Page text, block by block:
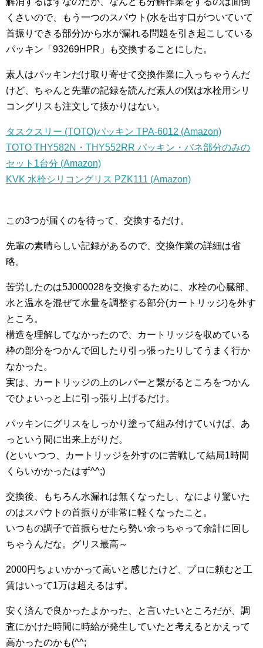
くさいので、もう一つのスパウト(水を出す口がついていて
首振りできる部分)から水が漏れる問題を引き起こしている
パッキン「93269HPR」も交換することにした。
素人はパッキンだけ取り寄せて交換作業に入っちゃうんだ
けど、ちゃんと先輩の記録を読んだ素人の僕は水栓用シリ
コングリスも注文して抜かりはない。
タスクスリー (TOTO)パッキン TPA-6012 (Amazon)
TOTO THY582N・THY552RR パッキン・バネ部分のみの
セット1台分 (Amazon)
KVK 水栓シリコングリス PZK111 (Amazon)
この3つが届くのを待って、交換するだけ。
先輩の素晴らしい記録があるので、交換作業の詳細は省
略。
苦労したのは5J000028を交換するために、水栓の心臓部、
水と温水を混ぜて水量を調整する部分(カートリッジ)を外す
ところ。
構造を理解してなかったので、カートリッジを収めている
枠の部分をつかんで回したり引っ張ったりしてうまく行か
なかった。
実は、カートリッジの上のレバーと繋がるところをつかん
でひょいっと上に引っ張り上げるだけ。
パッキンにグリスをしっかり塗って組み付けていけば、あ
っという間に出来上がりだ。
(といいつつ、カートリッジを外すのに苦戦して結局1時間
くらいかかったはず^^;)
交換後、もちろん水漏れは無くなったし、なにより驚いた
のはスパウトの首振りが非常に軽くなったこと。
いつもの調子で首振らせたら勢い余っちゃって余計に回し
ちゃうんだな。グリス最高～
2000円ちょいかかって高いと感じたけど、プロに頼むと工
賃はいって1万は超えるはず。
安く済んで良かったよかった、と言いたいところだが、調
査にかけた時間に時給が発生していたと考えるとかえって
高かったのかも(^^;